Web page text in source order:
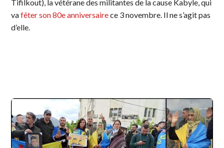
Tifilkout), la vétérane des militantes de la cause Kabyle, qui
vafêter son 80e anniversairece 3 novembre. Il ne s’agit pas
d’elle.